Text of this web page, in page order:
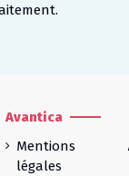
Avantica
Mentions
légales